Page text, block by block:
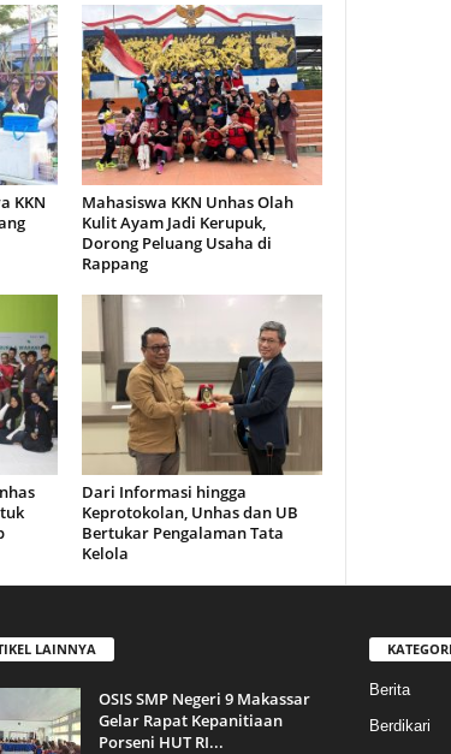
KKN
Mahasiswa KKN Unhas Olah
Kulit Ayam Jadi Kerupuk,
Dorong Peluang Usaha di
Rappang
Dari Informasi hingga
Keprotokolan, Unhas dan UB
Bertukar Pengalaman Tata
Kelola
LAINNYA
OSIS SMP Negeri 9 Makassar
Gelar Rapat Kepanitiaan
Porseni HUT RI...
Berita
Berdikari